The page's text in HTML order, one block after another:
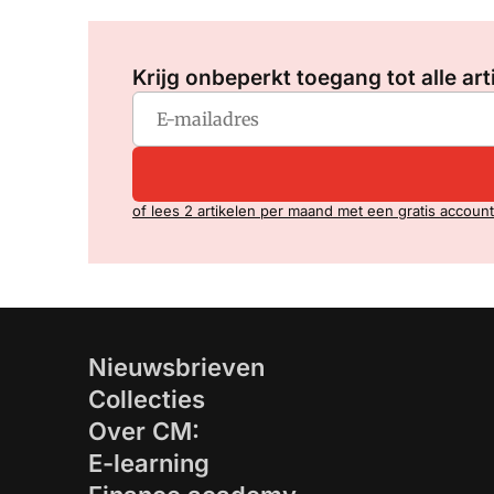
Krijg onbeperkt toegang tot alle
of lees 2 artikelen per maand met een gratis account
Nieuwsbrieven
Collecties
Over CM:
E-learning